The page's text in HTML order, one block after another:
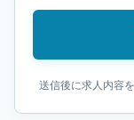
送信後に求人内容